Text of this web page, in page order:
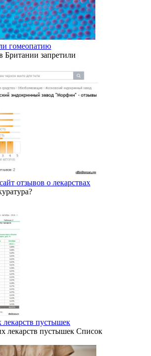
гомеопатию
Британии запретили
отзывов о лекарствах
лекарств пустышек
лекарств пустышек Список